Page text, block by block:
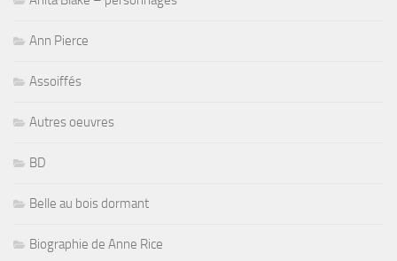
Ann Pierce
Assoiffés
Autres oeuvres
BD
Belle au bois dormant
Biographie de Anne Rice